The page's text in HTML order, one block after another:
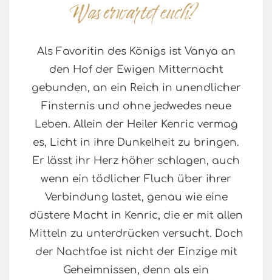
Als Favoritin des Königs ist Vanya an
den Hof der Ewigen Mitternacht
gebunden, an ein Reich in unendlicher
Finsternis und ohne jedwedes neue
Leben. Allein der Heiler Kenric vermag
es, Licht in ihre Dunkelheit zu bringen.
Er lässt ihr Herz höher schlagen, auch
wenn ein tödlicher Fluch über ihrer
Verbindung lastet, genau wie eine
düstere Macht in Kenric, die er mit allen
Mitteln zu unterdrücken versucht. Doch
der Nachtfae ist nicht der Einzige mit
Geheimnissen, denn als ein